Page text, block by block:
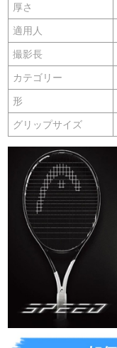
厚さ
適用人
撮影長
カテゴリー
形
グリップサイズ